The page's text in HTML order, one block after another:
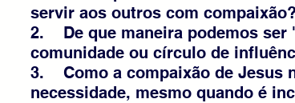
servir aos outros com
2.    De que maneira podemos
comunidade ou círculo de
3.    Como a compaixão de
necessidade, mesmo quando é